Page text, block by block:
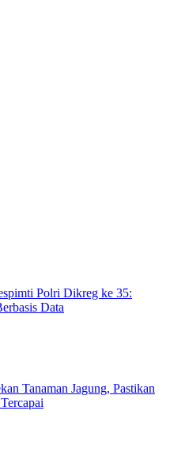
Polri Dikreg ke 35:
Data
Tanaman Jagung, Pastikan